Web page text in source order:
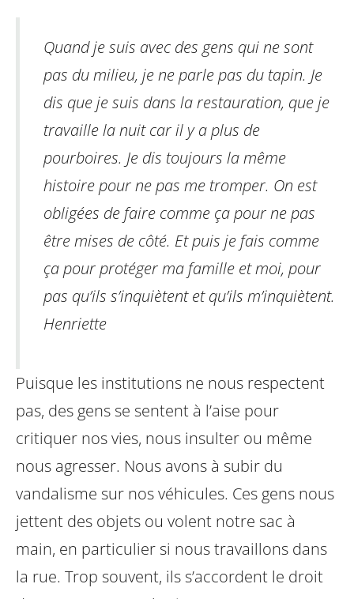
Quand je suis avec des gens qui ne sont
pas du milieu, je ne parle pas du tapin. Je
dis que je suis dans la restauration, que je
travaille la nuit car il y a plus de
pourboires. Je dis toujours la même
histoire pour ne pas me tromper. On est
obligées de faire comme ça pour ne pas
être mises de côté. Et puis je fais comme
ça pour protéger ma famille et moi, pour
pas qu’ils s’inquiètent et qu’ils m’inquiètent.
Henriette
Puisque les institutions ne nous respectent
pas, des gens se sentent à l’aise pour
critiquer nos vies, nous insulter ou même
nous agresser. Nous avons à subir du
vandalisme sur nos véhicules. Ces gens nous
jettent des objets ou volent notre sac à
main, en particulier si nous travaillons dans
la rue. Trop souvent, ils s’accordent le droit